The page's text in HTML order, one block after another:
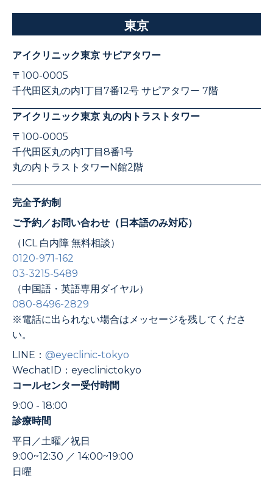
東京
アイクリニック東京 サピアタワー
〒100-0005
千代田区丸の内1丁目7番12号 サピアタワー 7階
アイクリニック東京 丸の内トラストタワー
〒100-0005
千代田区丸の内1丁目8番1号
丸の内トラストタワーN館2階
完全予約制
ご予約／お問い合わせ（日本語のみ対応）
（ICL 白内障 無料相談）
0120-971-162
03-3215-5489
（中国語・英語専用ダイヤル）
080-8496-2829
※電話に出られない場合はメッセージを残してくださ
い。
LINE： @eyeclinic-tokyo
WechatID：eyeclinictokyo
コールセンター受付時間
9:00 - 18:00
診療時間
平日／土曜／祝日
9:00~12:30 ／ 14:00~19:00
日曜